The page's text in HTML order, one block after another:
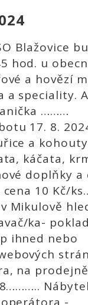
Blažovice
hod. u
a hovězí
a speciality.
………
17. 8.
a
káčata,
doplňky a
10 Kč/
Mikulově
ka-
ihned nebo
na prodejně
-